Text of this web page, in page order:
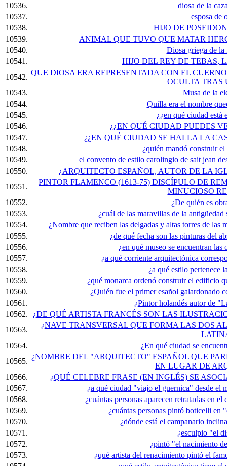
10536.
diosa de la
10537.
esposa de
10538.
HIJO DE
10539.
ANIMAL QUE TUVO QUE MATAR
10540.
Diosa griega de la
10541.
HIJO DEL REY DE TEBAS,
10542.
QUE DIOSA ERA REPRESENTADA CON EL
OCULTA TRAS
10543.
Musa de la
10544.
Quilla era el nombre
10545.
¿¿en qué ciudad está
10546.
¿¿EN QUÉ CIUDAD PUEDES
10547.
¿¿EN QUÉ CIUDAD SE HALLA LA
10548.
¿quién mandó construir el
10549.
el convento de estilo carolingio de sait jean
10550.
¿ARQUITECTO ESPAÑOL, AUTOR DE LA
10551.
PINTOR FLAMENCO (1613-75) DISCÍPULO DE
MINUCIOSO
10552.
¿De quién es
10553.
¿cuál de las maravillas de la
10554.
¿Nombre que reciben las delgadas y altas torres de las
10555.
¿de qué fecha son las pinturas del
10556.
¿en qué museo se encuentran las
10557.
¿a qué corriente arquitectónica
10558.
¿a qué estilo pertenece
10559.
¿qué monarca ordenó construir el edificio
10560.
¿Quién fue el primer esañol galardonado
10561.
¿Pintor holandés autor de
10562.
¿DE QUÉ ARTISTA FRANCÉS SON LAS
10563.
¿NAVE TRANSVERSAL QUE FORMA LAS DOS
10564.
¿En qué ciudad se
10565.
¿NOMBRE DEL "ARQUITECTO" ESPAÑOL QUE
EN LUGAR DE
10566.
¿QUÉ CELEBRE FRASE (EN INGLÉS) SE
10567.
¿a qué ciudad "viajo el guernica" desde el
10568.
¿cuántas personas aparecen retratadas en
10569.
¿cuántas personas pintó boticelli en
10570.
¿dónde está el campanario
10571.
¿esculpio "el
10572.
¿pintó "el nacimiento
10573.
¿qué artista del renacimiento pintó el